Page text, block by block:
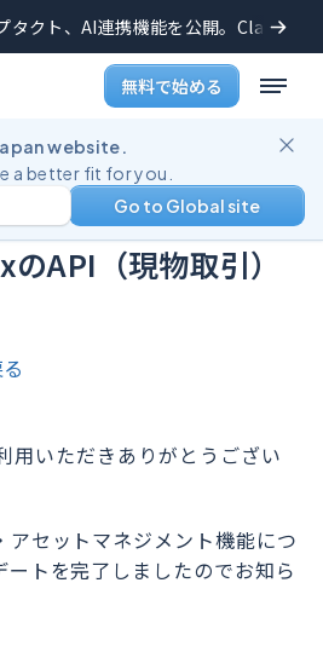
タクト、AI連携機能を公開。Claude
無料で始める
website.
a better fit for you.
Go to Global site
益計算機能アップデ
API（現物取引）
いただきありがとうござい
セットマネジメント機能につ
ートを完了しましたのでお知ら